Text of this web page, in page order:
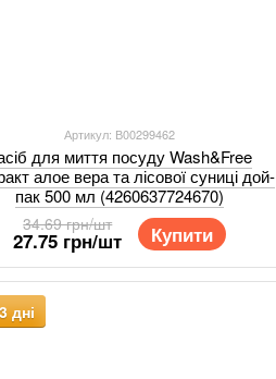
Артикул: В00299462
для миття посуду Wash&Free
алое вера та лісової суниці дой-
пак 500 мл (4260637724670)
34.69 грн/шт
27.75 грн/шт Купити
дні